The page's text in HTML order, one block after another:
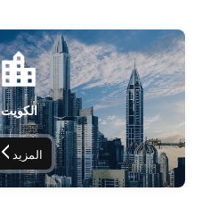
الكويت
المزيد